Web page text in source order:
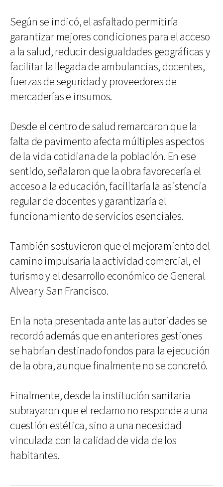
Según se indicó, el asfaltado permitiría
garantizar mejores condiciones para el acceso
a la salud, reducir desigualdades geográficas y
facilitar la llegada de ambulancias, docentes,
fuerzas de seguridad y proveedores de
mercaderías e insumos.
Desde el centro de salud remarcaron que la
falta de pavimento afecta múltiples aspectos
de la vida cotidiana de la población. En ese
sentido, señalaron que la obra favorecería el
acceso a la educación, facilitaría la asistencia
regular de docentes y garantizaría el
funcionamiento de servicios esenciales.
También sostuvieron que el mejoramiento del
camino impulsaría la actividad comercial, el
turismo y el desarrollo económico de General
Alvear y San Francisco.
En la nota presentada ante las autoridades se
recordó además que en anteriores gestiones
se habrían destinado fondos para la ejecución
de la obra, aunque finalmente no se concretó.
Finalmente, desde la institución sanitaria
subrayaron que el reclamo no responde a una
cuestión estética, sino a una necesidad
vinculada con la calidad de vida de los
habitantes.